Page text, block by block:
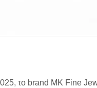
το brand MK Fine